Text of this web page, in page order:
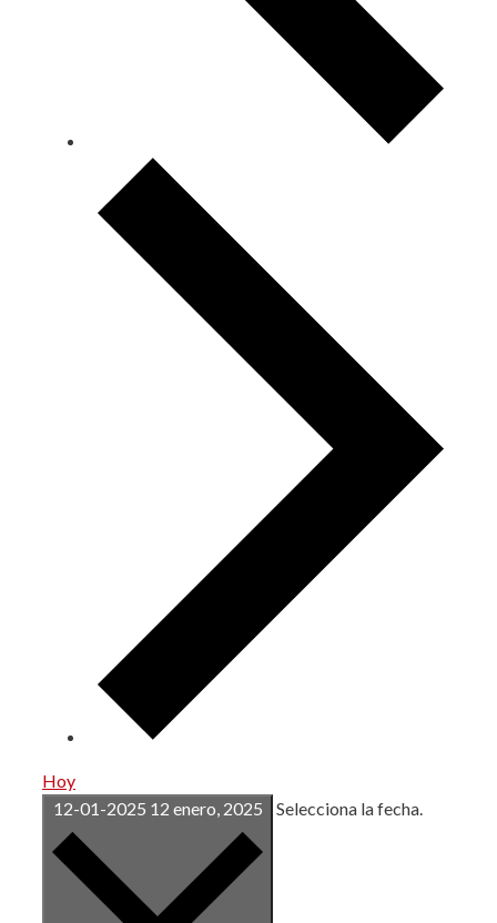
Hoy
12-01-2025 12 enero, 2025 Selecciona la fecha.